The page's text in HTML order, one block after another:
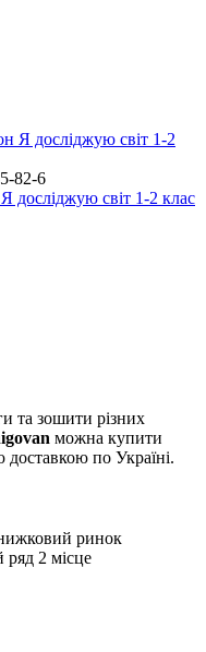
82-6
світ 1-2 клас
та зошити різних
можна купити
по Україні.
ринок
ряд 2 місце